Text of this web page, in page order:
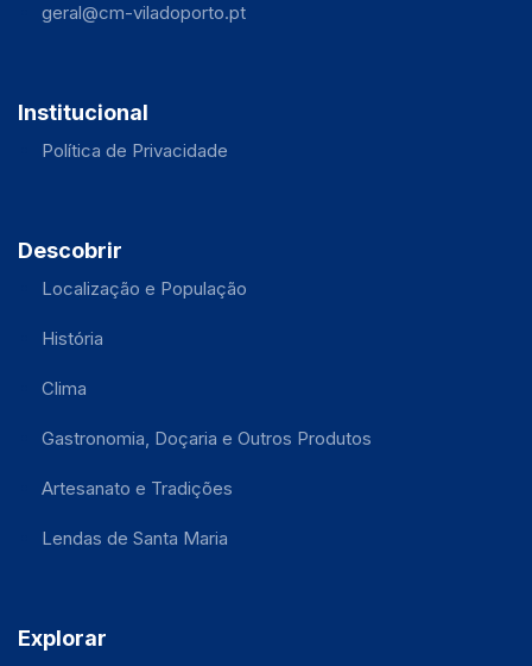
geral@cm-viladoporto.pt
Institucional
Política de Privacidade
Descobrir
Localização e População
História
Clima
Gastronomia, Doçaria e Outros Produtos
Artesanato e Tradições
Lendas de Santa Maria
Explorar